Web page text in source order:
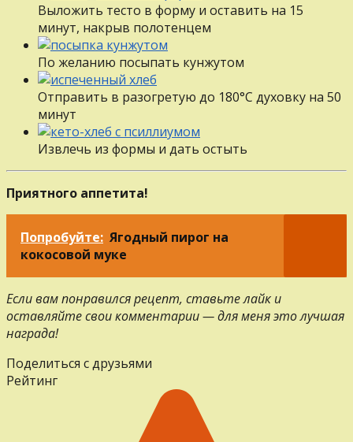
Выложить тесто в форму и оставить на 15
минут, накрыв полотенцем
По желанию посыпать кунжутом
Отправить в разогретую до 180°С духовку на 50
минут
Извлечь из формы и дать остыть
Приятного аппетита!
Попробуйте: Ягодный пирог на
кокосовой муке
Если вам понравился рецепт, ставьте лайк и
оставляйте свои комментарии — для меня это лучшая
награда!
Поделиться с друзьями
Рейтинг